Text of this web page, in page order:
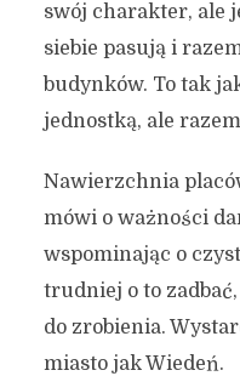
swój charakter, ale
siebie pasują i
budynków. To tak
jednostką, ale
Nawierzchnia
mówi o ważności
wspominając o
trudniej o to
do zrobienia.
miasto jak Wiedeń.